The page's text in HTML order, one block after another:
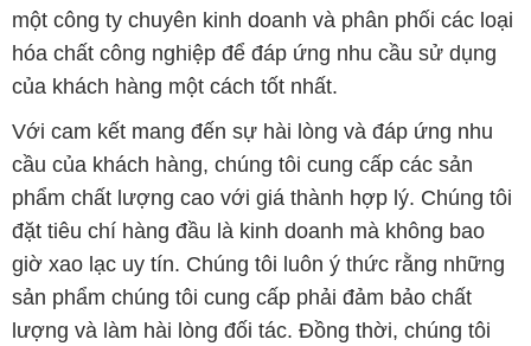
một công ty chuyên kinh doanh và phân phối các loại
hóa chất công nghiệp để đáp ứng nhu cầu sử dụng
của khách hàng một cách tốt nhất.
Với cam kết mang đến sự hài lòng và đáp ứng nhu
cầu của khách hàng, chúng tôi cung cấp các sản
phẩm chất lượng cao với giá thành hợp lý. Chúng tôi
đặt tiêu chí hàng đầu là kinh doanh mà không bao
giờ xao lạc uy tín. Chúng tôi luôn ý thức rằng những
sản phẩm chúng tôi cung cấp phải đảm bảo chất
lượng và làm hài lòng đối tác. Đồng thời, chúng tôi